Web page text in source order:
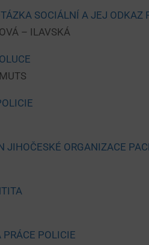
SOCIÁLNÍ A JEJ ODKAZ
– ILAVSKÁ
JIHOČESKÉ ORGANIZACE
PRÁCE POLICIE